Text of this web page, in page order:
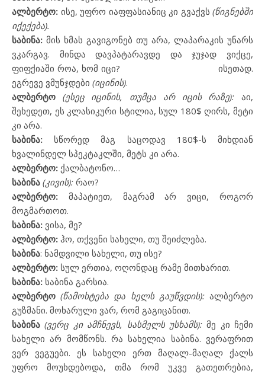
ალბერტო: ისე, უფრო იაფფასიანიც კი გვაქვს (წიგნებში
იქექება).
საბინა: მის ხმას გავიგონებ თუ არა, ლაპარაკის უნარს
ვკარგავ. მინდა დავპატარავდე და ჯუჯად ვიქცე,
ფიფქიაში როა, ხომ იცი?
ისეთად.
ეგრევე ვმუნჯდები (იცინის).
ალბერტო (ესეც იცინის, თუმცა არ იცის რაზე): აი,
შეხედეთ, ეს კლასიკური სტილია, სულ 180$ღირს, მეტი
კი არა.
საბინა: სწორედ მაგ საცოდავ 180$-ს მიხდიან
ხვალინდელ სპეკტაკლში, მეტს კი არა.
ალბერტო: ქალბატონო…
საბინა (კივის): რაო?
ალბერტო: მაპატიეთ, მაგრამ არ ვიცი, როგორ
მოგმართოთ.
საბინა: ვისა, მე?
ალბერტო: ჰო, თქვენი სახელი, თუ შეიძლება.
საბინა: ნამდვილი სახელი, თუ ისე?
ალბერტო: სულ ერთია, ოღონდაც რამე მითხარით.
საბინა: საბინა გარსია.
ალბერტო (წამოხტება და ხელს გაუწვდის):ალბერტო
გუზმანი. მოხარული ვარ, რომ გაგიცანით.
საბინა(ვერც კი ამჩნევს, სასმელს უსხამს):მე კი ჩემი
სახელი არ მომწონს. რა სახელია საბინა. ვერაფრით
ვერ ვეგუები. ეს სახელი ერთ მაღალ-მაღალ ქალს
უფრო მოუხდებოდა, თმა რომ უკვე გათეთრებია,